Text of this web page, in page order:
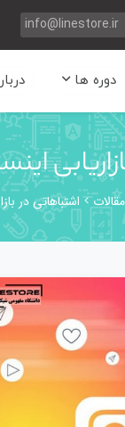
info@linestore.ir
دوره ها
مقالات اشتباهاتی در